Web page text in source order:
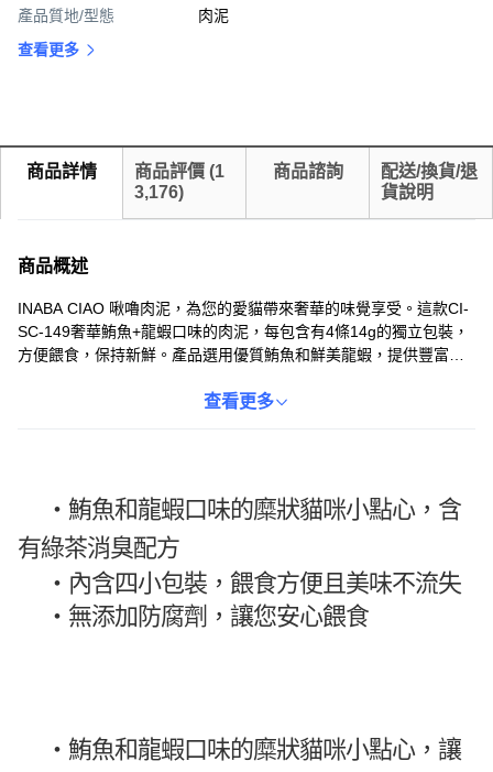
產品質地/型態
肉泥
查看更多
商品詳情 商品評價 (1
3,176)
商品諮詢
配送/換貨/退
貨說明
商品概述
INABA CIAO 啾嚕肉泥，為您的愛貓帶來奢華的味覺享受。這款CI-
SC-149奢華鮪魚+龍蝦口味的肉泥，每包含有4條14g的獨立包裝，
方便餵食，保持新鮮。產品選用優質鮪魚和鮮美龍蝦，提供豐富的
力。此外，本產品特別添加綠茶消臭成分，保持家居環境清新。無
查看更多
・鮪魚和龍蝦口味的糜狀貓咪小點心，含
有綠茶消臭配方
・ 內含四小包裝，餵食方便且美味不流失
・ 無添加防腐劑，讓您安心餵食
・鮪魚和龍蝦口味的糜狀貓咪小點心，讓